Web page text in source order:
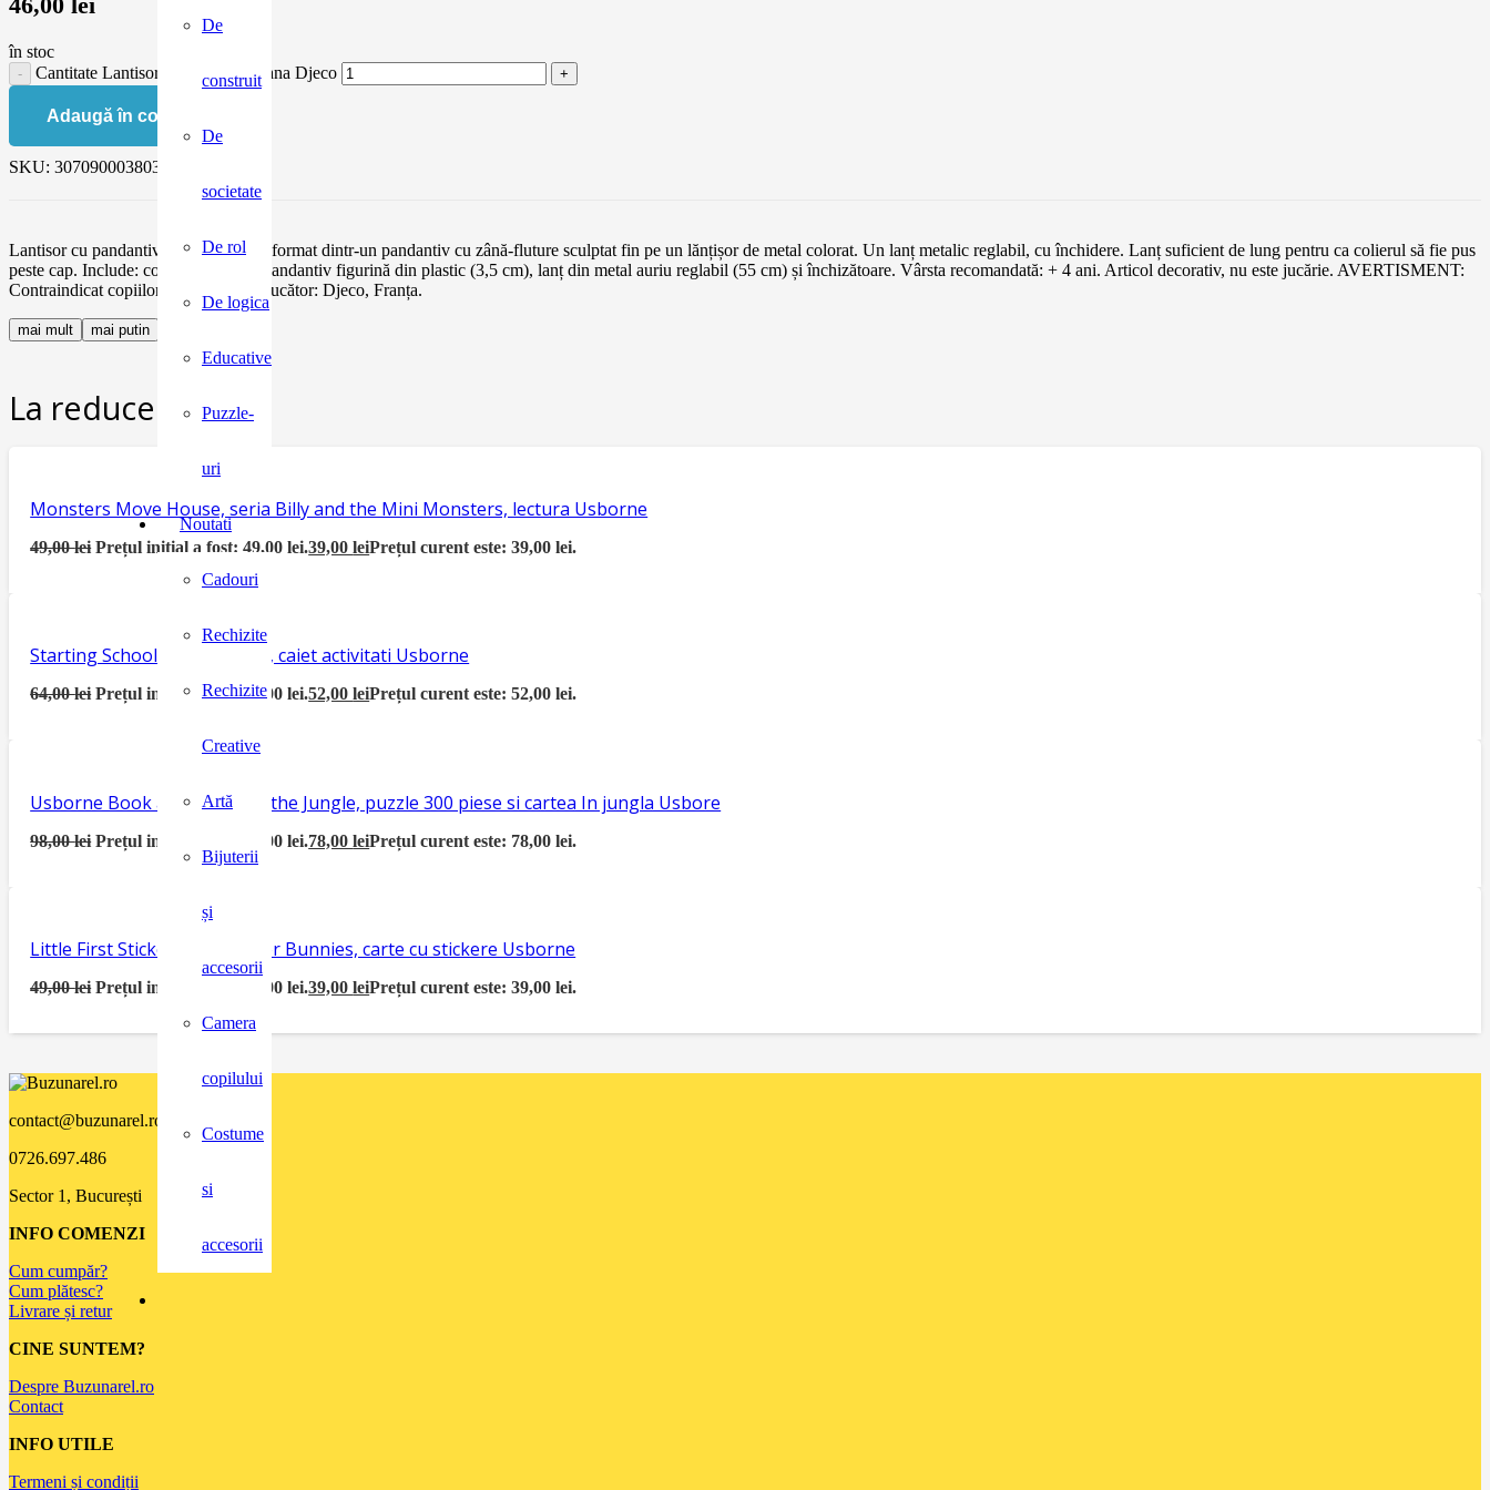
De
construit
De
societate
De rol
De logica
Educative
Puzzle-
uri
Noutati
Cadouri
Rechizite
Rechizite
Creative
Artă
Bijuterii
și
accesorii
Camera
copilului
Costume
si
accesorii
în stoc
Cantitate Lantisor cu pandantiv zana Djeco
Adaugă în coș
SKU: 3070900038035
Lantisor cu pandantiv zana Un colier format dintr-un pandantiv cu zână-fluture sculptat fin pe un lănțișor de metal colorat. Un lanț metalic reglabil, cu închidere. Lanț suficient de lung pentru ca colierul să fie pus
peste cap. Include: colier format din pandantiv figurină din plastic (3,5 cm), lanț din metal auriu reglabil (55 cm) și închizătoare. Vârsta recomandată: + 4 ani. Articol decorativ, nu este jucărie. AVERTISMENT:
Contraindicat copiilor sub 3 ani. Producător: Djeco, Franța.
mai mult mai putin
La reducere:
Monsters Move House, seria Billy and the Mini Monsters, lectura Usborne
49,00lei Prețul inițial a fost: 49,00 lei.39,00leiPrețul curent este: 39,00 lei.
Starting School Activity Book, caiet activitati Usborne
64,00lei Prețul inițial a fost: 64,00 lei.52,00leiPrețul curent este: 52,00 lei.
Usborne Book and Jigsaw In the Jungle, puzzle 300 piese si cartea In jungla Usbore
98,00lei Prețul inițial a fost: 98,00 lei.78,00leiPrețul curent este: 78,00 lei.
Little First Sticker Book Easter Bunnies, carte cu stickere Usborne
49,00lei Prețul inițial a fost: 49,00 lei.39,00leiPrețul curent este: 39,00 lei.
contact@buzunarel.ro
0726.697.486
Sector 1, București
INFO COMENZI
Cum cumpăr?
Cum plătesc?
Livrare și retur
CINE SUNTEM?
Despre Buzunarel.ro
Contact
INFO UTILE
Termeni și condiții